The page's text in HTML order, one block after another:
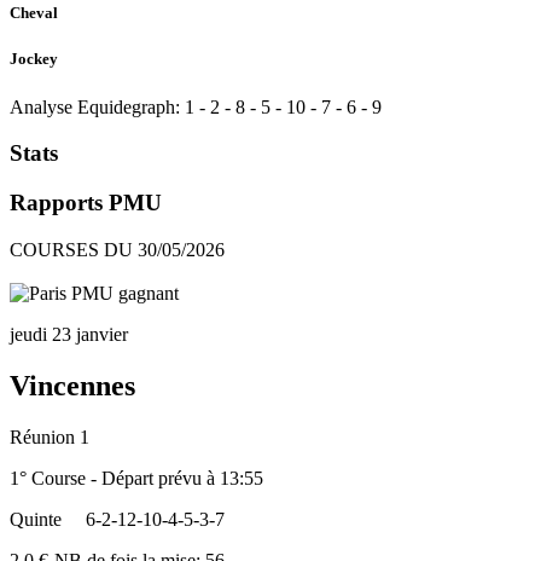
Cheval
Jockey
Analyse Equidegraph: 1 - 2 - 8 - 5 - 10 - 7 - 6 - 9
Stats
Rapports PMU
COURSES DU 30/05/2026
jeudi 23 janvier
Vincennes
Réunion 1
1° Course - Départ prévu à 13:55
Quinte
6-2-12-10-4-5-3-7